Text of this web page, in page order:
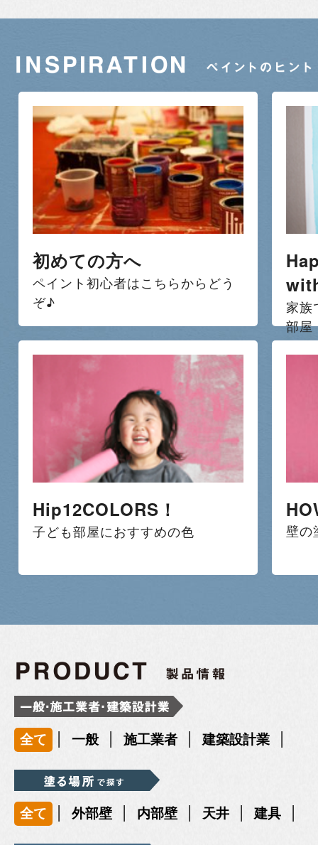
初めての方へ
ペイント初心者はこちらからどう
ぞ♪
家族
部屋
Hip12COLORS！
子ども部屋におすすめの色 壁の
全て | 一般 | 施工業者 | 建築設計業 |
全て | 外部壁 | 内部壁 | 天井 | 建具 |